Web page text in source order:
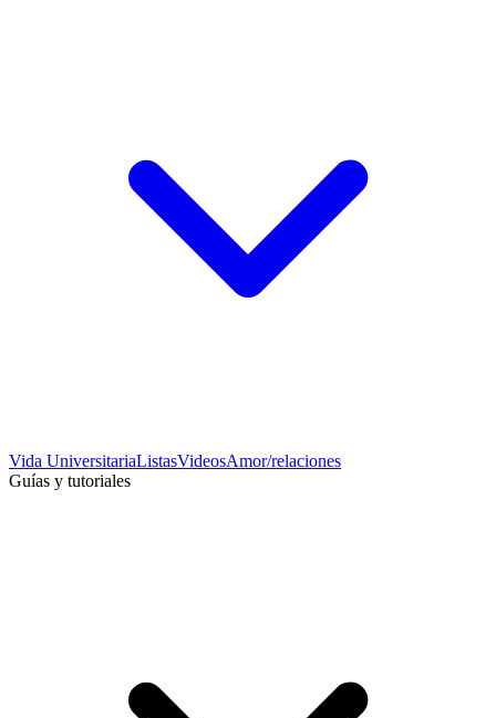
Vida UniversitariaListasVideosAmor/relaciones
Guías y tutoriales